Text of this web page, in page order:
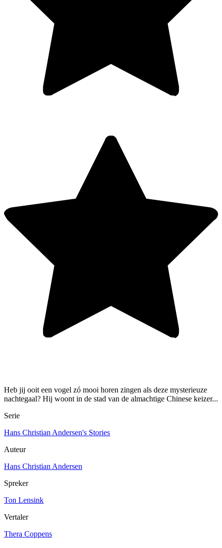
Heb jij ooit een vogel zó mooi horen zingen als deze mysterieuze
nachtegaal? Hij woont in de stad van de almachtige Chinese keizer...
Serie
Hans Christian Andersen's Stories
Auteur
Hans Christian Andersen
Spreker
Ton Lensink
Vertaler
Thera Coppens